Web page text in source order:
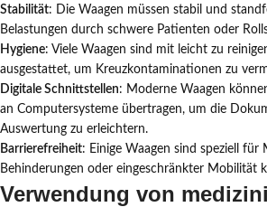
Stabilität: Die Waagen müssen stabil und
Belastungen durch schwere Patienten oder
Hygiene: Viele Waagen sind mit leicht zu
ausgestattet, um Kreuzkontaminationen zu
Digitale Schnittstellen: Moderne Waagen
an Computersysteme übertragen, um die
Auswertung zu erleichtern.
Barrierefreiheit: Einige Waagen sind speziell für
Behinderungen oder eingeschränkter Mobilität
Verwendung von